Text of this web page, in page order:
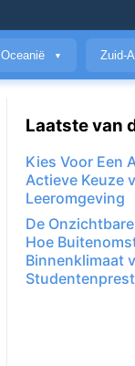
Oceanië ▼ Zuid-
Laatste van
Kies Voor Een
Actieve Keuze
Leeromgeving
De
Hoe
Binnenklimaat